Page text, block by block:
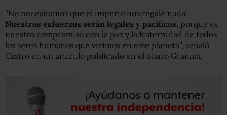
“No necesitamos que el imperio nos regale nada.
Nuestros esfuerzos serán legales y pacíficos, porque es
nuestro compromiso con la paz y la fraternidad de todos
los seres humanos que vivimos en este planeta”, señaló
Castro en un artículo publicado en el diario Granma.